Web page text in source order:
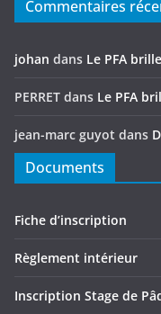
Commentaires
johan dans Le PFA
PERRET dans Le PFA
jean-marc guyot dans
Documents
Fiche d’inscription
Règlement intérieur
Inscription Stage de